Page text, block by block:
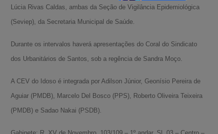
Lúcia Rivas Caldas, ambas da Seção de Vigilância Epidemiológica
(Seviep), da Secretaria Municipal de Saúde.
Durante os intervalos haverá apresentações do Coral do Sindicato
dos Urbanitários de Santos, sob a regência de Sandra Moço.
A CEV do Idoso é integrada por Adilson Júnior, Geonísio Pereira de
Aguiar (PMDB), Marcelo Del Bosco (PPS), Roberto Oliveira Teixeira
(PMDB) e Sadao Nakai (PSDB).
Gabinete: R. XV de Novembro, 103/109 – 1º andar, Sl. 03 – Centro –